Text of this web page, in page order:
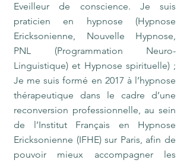
Eveilleur de conscience. Je suis
praticien en hypnose (Hypnose
Ericksonienne, Nouvelle Hypnose,
PNL (Programmation Neuro-
Linguistique) et Hypnose spirituelle) ;
Je me suis formé en 2017 à l’hypnose
thérapeutique dans le cadre d’une
reconversion professionnelle, au sein
de l’Institut Français en Hypnose
Ericksonienne (IFHE) sur Paris, afin de
pouvoir mieux accompagner les